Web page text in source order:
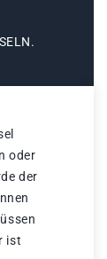
oder
der
ist